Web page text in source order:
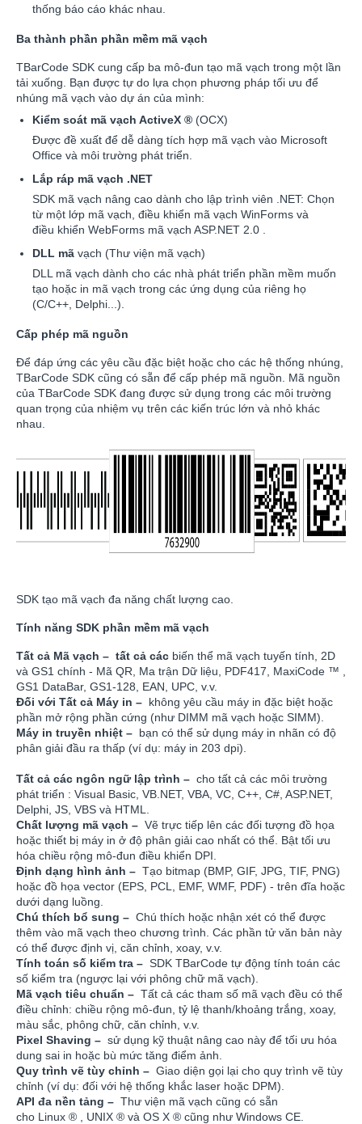
thống báo cáo khác nhau.
Ba thành phần phần mềm mã vạch
TBarCode SDK cung cấp ba mô-đun tạo mã vạch trong một lần
tải xuống. Bạn được tự do lựa chọn phương pháp tối ưu để
nhúng mã vạch vào dự án của mình:
Kiểm soát mã vạch ActiveX ® (OCX)
Được đề xuất để dễ dàng tích hợp mã vạch vào Microsoft
Office và môi trường phát triển.
Lắp ráp mã vạch .NET
SDK mã vạch nâng cao dành cho lập trình viên .NET: Chọn
từ một lớp mã vạch, điều khiển mã vạch WinForms và
điều khiển WebForms mã vạch ASP.NET 2.0 .
DLL mã vạch (Thư viện mã vạch)
DLL mã vạch dành cho các nhà phát triển phần mềm muốn
tạo hoặc in mã vạch trong các ứng dụng của riêng họ
(C/C++, Delphi...).
Cấp phép mã nguồn
Để đáp ứng các yêu cầu đặc biệt hoặc cho các hệ thống nhúng,
TBarCode SDK cũng có sẵn để cấp phép mã nguồn. Mã nguồn
của TBarCode SDK đang được sử dụng trong các môi trường
quan trọng của nhiệm vụ trên các kiến trúc lớn và nhỏ khác
nhau.
SDK tạo mã vạch đa năng chất lượng cao.
Tính năng SDK phần mềm mã vạch
Tất cả Mã vạch – tất cả các biến thể mã vạch tuyến tính, 2D
và GS1 chính - Mã QR, Ma trận Dữ liệu, PDF417, MaxiCode ™
GS1 DataBar, GS1-128, EAN, UPC, v.v.
Đối với Tất cả Máy in – không yêu cầu máy in đặc biệt hoặc
phần mở rộng phần cứng (như DIMM mã vạch hoặc SIMM).
Máy in truyền nhiệt – bạn có thể sử dụng máy in nhãn có độ
phân giải đầu ra thấp (ví dụ: máy in 203 dpi).
Tất cả các ngôn ngữ lập trình – cho tất cả các môi trường
phát triển : Visual Basic, VB.NET, VBA, VC, C++, C#, ASP.NET,
Delphi, JS, VBS và HTML.
Chất lượng mã vạch – Vẽ trực tiếp lên các đối tượng đồ họa
hoặc thiết bị máy in ở độ phân giải cao nhất có thể. Bật tối ưu
hóa chiều rộng mô-đun điều khiển DPI.
Định dạng hình ảnh – Tạo bitmap (BMP, GIF, JPG, TIF, PNG)
hoặc đồ họa vector (EPS, PCL, EMF, WMF, PDF) - trên đĩa hoặc
dưới dạng luồng.
Chú thích bổ sung – Chú thích hoặc nhận xét có thể được
thêm vào mã vạch theo chương trình. Các phần tử văn bản này
có thể được định vị, căn chỉnh, xoay, v.v.
Tính toán số kiểm tra – SDK TBarCode tự động tính toán các
số kiểm tra (ngược lại với phông chữ mã vạch).
Mã vạch tiêu chuẩn – Tất cả các tham số mã vạch đều có thể
điều chỉnh: chiều rộng mô-đun, tỷ lệ thanh/khoảng trắng, xoay,
màu sắc, phông chữ, căn chỉnh, v.v.
Pixel Shaving – sử dụng kỹ thuật nâng cao này để tối ưu hóa
dung sai in hoặc bù mức tăng điểm ảnh.
Quy trình vẽ tùy chỉnh – Giao diện gọi lại cho quy trình vẽ tùy
chỉnh (ví dụ: đối với hệ thống khắc laser hoặc DPM).
API đa nền tảng – Thư viện mã vạch cũng có sẵn
cho Linux ® , UNIX ® và OS X ® cũng như Windows CE.